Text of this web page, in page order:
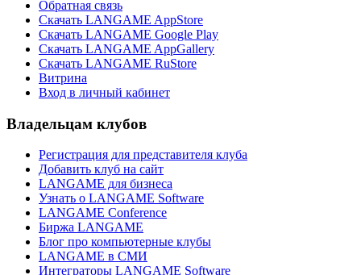
Обратная связь
Скачать LANGAME AppStore
Скачать LANGAME Google Play
Скачать LANGAME AppGallery
Скачать LANGAME RuStore
Витрина
Вход в личный кабинет
Владельцам клубов
Регистрация для представителя клуба
Добавить клуб на сайт
LANGAME для бизнеса
Узнать о LANGAME Software
LANGAME Conference
Биржа LANGAME
Блог про компьютерные клубы
LANGAME в СМИ
Интеграторы LANGAME Software